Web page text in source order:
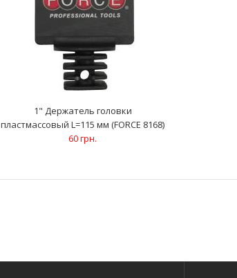
3/8" Держатель головки пластмассовый
L=67 мм (FORCE 8163)
23 грн.
1" Держатель головки
пластмассовый L=115 мм (FORCE 8168)
60 грн.